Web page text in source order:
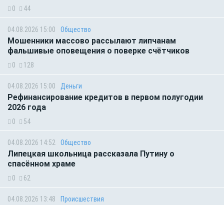
0 44
04.08.2026 15:00 Общество
Мошенники массово рассылают липчанам
фальшивые оповещения о поверке счётчиков
0 128
04.08.2026 15:00 Деньги
Рефинансирование кредитов в первом полугодии
2026 года
0 54
04.08.2026 14:52 Общество
Липецкая школьница рассказала Путину о
спасённом храме
0 62
04.08.2026 13:48 Происшествия